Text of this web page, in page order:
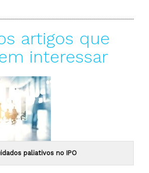
artigos que
interessar
paliativos no IPO